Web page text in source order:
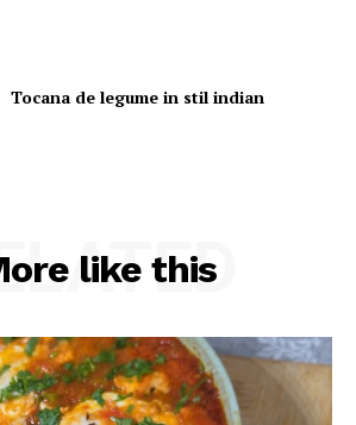
Tocana de legume in stil indian
like this